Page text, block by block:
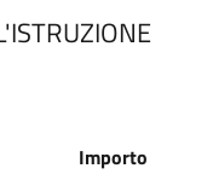
Importo